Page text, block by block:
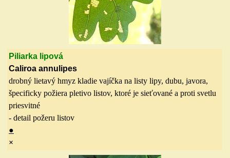
Piliarka lipová
Caliroa annulipes
drobný lietavý hmyz kladie vajíčka na listy lipy, dubu, javora,
špecificky požiera pletivo listov, ktoré je sieťované a proti svetlu
priesvitné
- detail požeru listov
●
×